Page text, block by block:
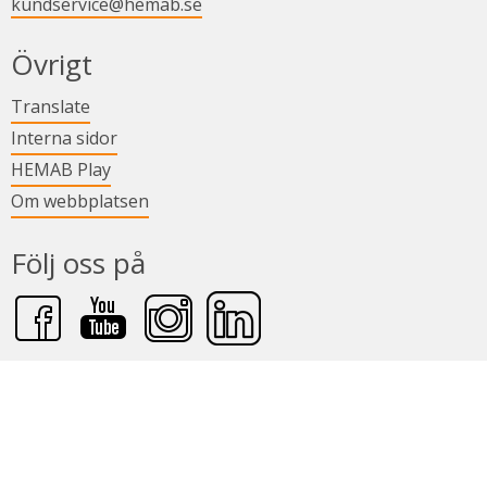
Övrigt
Translate
Interna sidorLänk till annan webbplats.
HEMAB PlayLänk till annan webbplats.
Om webbplatsen
Följ oss på